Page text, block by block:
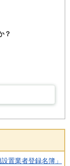
？
置業者登録名簿」